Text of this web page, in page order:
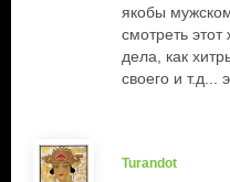
якобы
смотреть
дела, как
своего и т.д...
Turandot